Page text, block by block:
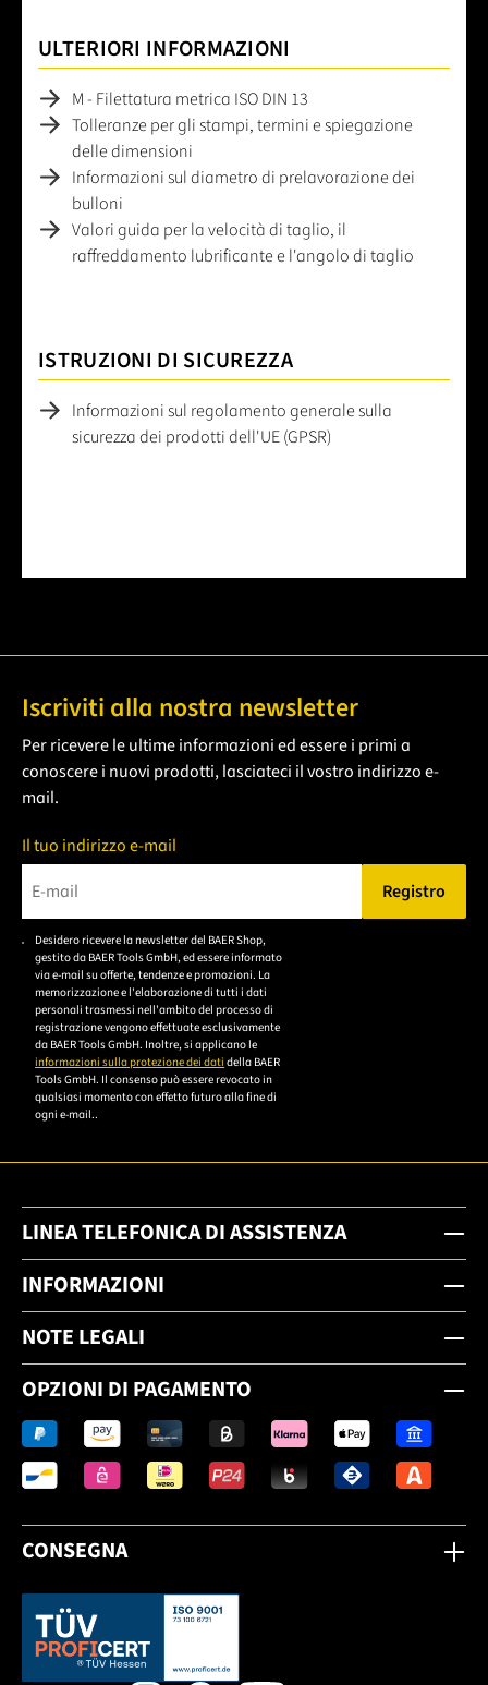
ULTERIORI INFORMAZIONI
M - Filettatura metrica ISO DIN 13
Tolleranze per gli stampi, termini e spiegazione
delle dimensioni
Informazioni sul diametro di prelavorazione dei
bulloni
Valori guida per la velocità di taglio, il
raffreddamento lubrificante e l'angolo di taglio
ISTRUZIONI DI SICUREZZA
Informazioni sul regolamento generale sulla
sicurezza dei prodotti dell'UE (GPSR)
Iscriviti alla nostra newsletter
Per ricevere le ultime informazioni ed essere i primi a
conoscere i nuovi prodotti, lasciateci il vostro indirizzo e-
mail.
Il tuo indirizzo e-mail
Bitte geben Sie eine gültige E-Mail-Adresse ein.
Registro
Desidero ricevere la newsletter del BAER Shop,
gestito da BAER Tools GmbH, ed essere informato
via e-mail su offerte, tendenze e promozioni. La
memorizzazione e l'elaborazione di tutti i dati
personali trasmessi nell'ambito del processo di
registrazione vengono effettuate esclusivamente
da BAER Tools GmbH. Inoltre, si applicano le
informazioni sulla protezione dei dati della BAER
Tools GmbH. Il consenso può essere revocato in
qualsiasi momento con effetto futuro alla fine di
ogni e-mail..
LINEA TELEFONICA DI ASSISTENZA
INFORMAZIONI
NOTE LEGALI
OPZIONI DI PAGAMENTO
CONSEGNA
Dieser Link öffnet sich in einem neuen Tab.